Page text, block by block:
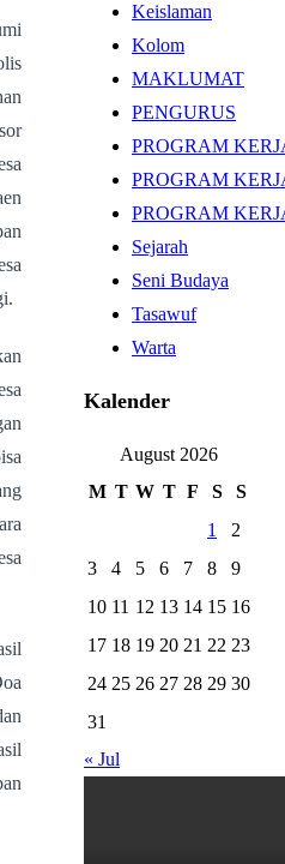
Keislaman
Kolom
MAKLUMAT
PENGURUS
PROGRAM
PROGRAM
PROGRAM
Sejarah
Seni Budaya
Tasawuf
Warta
Kalender
August 2026
M T W T F S
S
1
2
3
4 5 6 7 8
9
10 11 12 13 14 15 16
17 18 19 20 21 22 23
24 25 26 27 28 29 30
31
« Jul